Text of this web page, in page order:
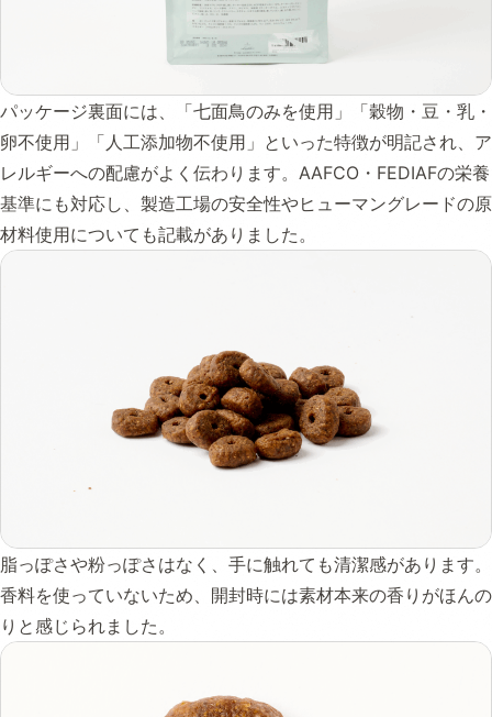
パッケージ裏面には、「七面鳥のみを使用」「穀物・豆・乳・
卵不使用」「人工添加物不使用」といった特徴が明記され、ア
レルギーへの配慮がよく伝わります。AAFCO・FEDIAFの栄養
基準にも対応し、製造工場の安全性やヒューマングレードの原
材料使用についても記載がありました。
脂っぽさや粉っぽさはなく、手に触れても清潔感があります。
香料を使っていないため、開封時には素材本来の香りがほんの
りと感じられました。